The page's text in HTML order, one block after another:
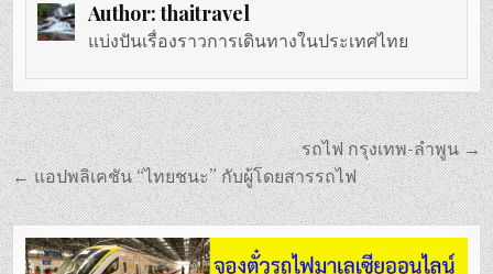
Author:thaitravel
แบ่งปันเรื่องราวการเดินทางในประเทศไทย
แนะแนว
เรื่อง
รถไฟ กรุงเทพ-ลำพูน →
← แอปพลิเคชัน “ไทยชนะ” กับผู้โดยสารรถไฟ